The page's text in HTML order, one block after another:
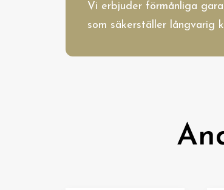
Vi erbjuder förmånliga
som säkerställer långvarig